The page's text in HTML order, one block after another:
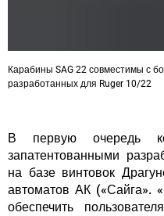
Карабины SAG 22 совместимы с
разработанных для Ruger 10/22
В первую очередь
запатентованными
на базе винтовок
автоматов АК («Сайга».
обеспечить